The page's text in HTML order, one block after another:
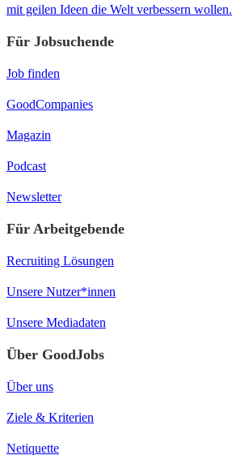
mit geilen Ideen die Welt verbessern wollen.
Für Jobsuchende
Job finden
GoodCompanies
Magazin
Podcast
Newsletter
Für Arbeitgebende
Recruiting Lösungen
Unsere Nutzer*innen
Unsere Mediadaten
Über GoodJobs
Über uns
Ziele & Kriterien
Netiquette